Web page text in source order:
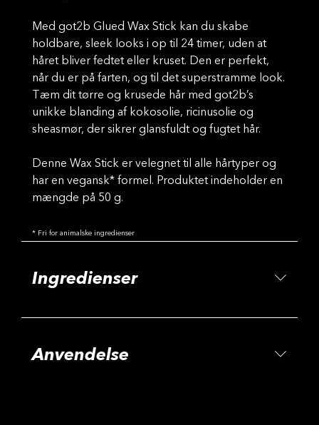
Med got2b Glued Wax Stick kan du skabe
holdbare, sleek looks i op til 24 timer, uden at
håret bliver fedtet eller kruset. Den er perfekt,
når du er på farten, og til det superstramme look.
Tæm dit tørre og krusede hår med got2b’s
unikke blanding af kokosolie, ricinusolie og
sheasmør, der sikrer glansfuldt og fugtet hår.
Denne Wax Stick er velegnet til alle hårtyper og
har en vegansk* formel. Produktet indeholder en
mængde på 50 g.
* Fri for animalske ingredienser
Ingredienser
Anvendelse